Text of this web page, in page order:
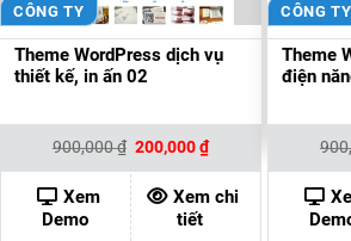
CÔNG TY
Theme WordPress dịch vụ
thiết kế, in ấn 02
900,000₫ Giá
là:
900,000 ₫.
200,000₫Giá
hiện
tại
là:
200,000 ₫.
Xem
Demo
Xem chi
tiết
CÔNG TY
Theme
điện